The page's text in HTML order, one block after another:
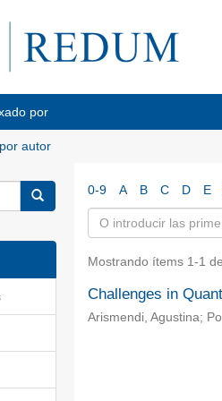
por
autor
0-9 A B C D E
Mostrando ítems 1-1
Challenges in
Arismendi, Agustina;